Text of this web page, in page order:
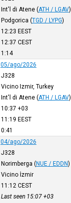
Int'l di Atene (ATH / LGAV)
Podgorica (TGD / LYPG)
12:23 EEST
12:37 CEST
1:14
05/ago/2026
J328
Vicino Izmir, Turkey
Int'l di Atene (ATH / LGAV)
10:37 +03
11:19 EEST
0:41
04/ago/2026
J328
Norimberga (NUE / EDDN)
Vicino İzmir
11:12 CEST
Last seen 15:07 +03